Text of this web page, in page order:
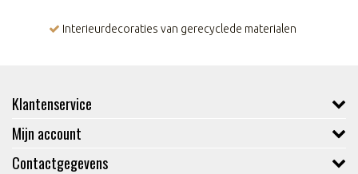
Interieurdecoraties van gerecyclede materialen
Klantenservice
Mijn account
Contactgegevens